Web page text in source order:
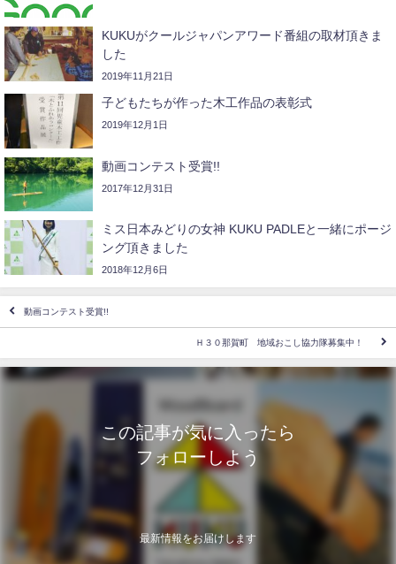
KUKUがクールジャパンアワード番組の取材頂きま
した
2019年11月21日
子どもたちが作った木工作品の表彰式
2019年12月1日
動画コンテスト受賞!!
2017年12月31日
ミス日本みどりの女神 KUKU PADLEと一緒にポージ
ング頂きました
2018年12月6日
動画コンテスト受賞!!
Ｈ３０那賀町 地域おこし協力隊募集中！
この記事が気に入ったら
フォローしよう
最新情報をお届けします